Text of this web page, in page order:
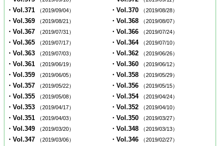
・Vol.371 （2019/09/04） ・Vol.370 （2019/08/28）
・Vol.369 （2019/08/21） ・Vol.368 （2019/08/07）
・Vol.367 （2019/07/31） ・Vol.366 （2019/07/24）
・Vol.365 （2019/07/17） ・Vol.364 （2019/07/10）
・Vol.363 （2019/07/03） ・Vol.362 （2019/06/26）
・Vol.361 （2019/06/19） ・Vol.360 （2019/06/12）
・Vol.359 （2019/06/05） ・Vol.358 （2019/05/29）
・Vol.357 （2019/05/22） ・Vol.356 （2019/05/15）
・Vol.355 （2019/05/08） ・Vol.354 （2019/04/24）
・Vol.353 （2019/04/17） ・Vol.352 （2019/04/10）
・Vol.351 （2019/04/03） ・Vol.350 （2019/03/27）
・Vol.349 （2019/03/20） ・Vol.348 （2019/03/13）
・Vol.347 （2019/03/06） ・Vol.346 （2019/02/27）